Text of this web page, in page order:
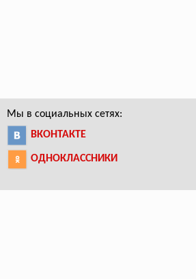
Мы в социальных сетях:
ВКОНТАКТЕ
ОДНОКЛАССНИКИ